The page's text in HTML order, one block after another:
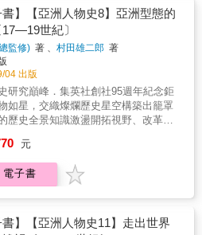
台灣則是結束了持續三十八年的戒嚴體
與台灣的總統都是透過直接選舉，累
的政權交替；再者，也都各自致力於
一八」與「台灣二二八」的轉型正義
國長期存在南北之間軍事對立的問
灣也因兩岸關係形成長期緊張的局
如此，作者在中文版序中特別寄語台
如此相似的歷史軌跡與民主化抗爭過
需要彼此透過市民與學術交流交換資
產生正面影響；願韓國的此一案例可
面教材，讓戒嚴成為兩國博物館裡展
，也願韓國與台灣的民主化經驗互相
此形成模範。本書不僅屬於韓國，更
否有勇氣面對權力失序的瞬間。透過本
族中的最後一位英國旅行家，無疑也是
大的一位。」——約翰‧葛樂伯爵士，
晤士報》「說探險故事是一回事……
到身歷其境的氣氛又是另一回事……
圓滿地作到了這點……這是本令人激
。」——蓋文‧麥斯威爾，《觀察家》
列二十世紀初迄今的國際紛爭：美蘇冷
群島主權問題、釣魚台列嶼主權問
與俄羅斯為了「重返榮耀」再度擴張
透過本書，我們得以回溯這些議題
從朝鮮半島跌宕起伏的命運，洞見當
緣政治的複雜糾葛究竟如何成形。▎
的困境──內部主政者無力、派系分
面臨列強虎視眈眈 一八六三年，
中的幼子繼承王位，是為高宗。數度
親興宣大院君，以及手段強硬的妻子
人互相掣肘，使得高宗難以掌握政事
。 朝鮮當局除了要面對國內的不滿
攻防╳軍事分析╳敘事史，再探現代東
爭霸的新視角 作者席拉・賈格以
中期至二十世紀初期的朝鮮半島為舞
了一場規模不亞於英俄大博弈的「東
」。其以敘事史筆法展開書寫，將各
鮮及自身利益的打算梳理得淺顯易
對歷史人物性格與動機的生動側寫，
真實感的敘事方式，令人彷彿置身外
發、勾心鬥角的談判桌上。而在軍事
，則仔細考證了當時報章雜誌、記者
役的發展都牽動著國際情勢變化，更
角度看見各國面對東亞局勢時的軍事
略運用。 彼時的大國衝突，延伸
島群島主權問題、釣魚台列嶼主權問
書】【亞洲人物史8】亞洲型態的
世紀〕
監修) 著 、村田雄二郎 著
04 出版
研究巔峰．集英社創社95週年紀念鉅
如星，交織燦爛歷史星空構築出籠罩
歷史全景知識激盪開拓視野、改革思
地朝秀與雨森芳洲：鎖國時代的知識
東亞外交與世界觀。•德川綱吉與荻生
學治理與學術革新，重塑近世日本秩
事崛起撼動帝國，越南與印度的反抗
元
電子書
書】【亞洲人物史11】走出世界